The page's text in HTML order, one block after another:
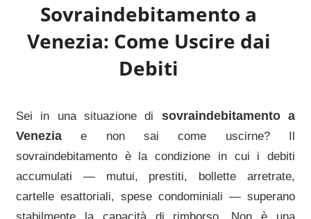
Sovraindebitamento a
Venezia: Come Uscire dai
Debiti
Sei in una situazione di
sovraindebitamento a
Venezia e non sai come uscirne? Il
sovraindebitamento è la condizione in cui i debiti
accumulati — mutui, prestiti, bollette arretrate,
cartelle esattoriali, spese condominiali — superano